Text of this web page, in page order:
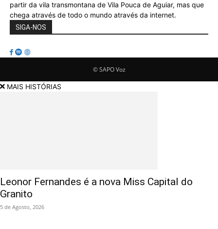
partir da vila transmontana de Vila Pouca de Aguiar, mas que
chega através de todo o mundo através da internet.
SIGA-NOS
© SAPO Voz
MAIS HISTÓRIAS
Leonor Fernandes é a nova Miss Capital do
Granito
5 de Agosto, 2026